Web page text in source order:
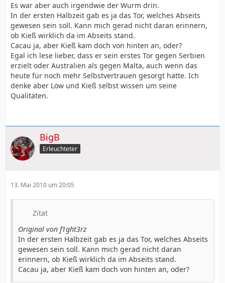
Es war aber auch irgendwie der Wurm drin.
In der ersten Halbzeit gab es ja das Tor, welches Abseits
gewesen sein soll. Kann mich gerad nicht daran erinnern,
ob Kieß wirklich da im Abseits stand.
Cacau ja, aber Kieß kam doch von hinten an, oder?
Egal ich lese lieber, dass er sein erstes Tor gegen Serbien
erzielt oder Australien als gegen Malta, auch wenn das
heute für noch mehr Selbstvertrauen gesorgt hätte. Ich
denke aber Löw und Kieß selbst wissen um seine
Qualitäten.
BigB
Erleuchteter
13. Mai 2010 um 20:05
Zitat
Original von f1ght3rz
In der ersten Halbzeit gab es ja das Tor, welches Abseits
gewesen sein soll. Kann mich gerad nicht daran
erinnern, ob Kieß wirklich da im Abseits stand.
Cacau ja, aber Kieß kam doch von hinten an, oder?